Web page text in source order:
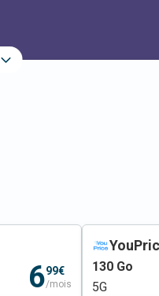
699€
/mois
130 Go
5G